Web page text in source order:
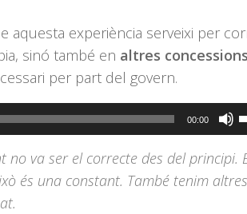
aquesta experiència serveixi per
sinó també en altres concessions
per part del govern.
00:00
no va ser el correcte des del principi.
és una constant. També tenim altres